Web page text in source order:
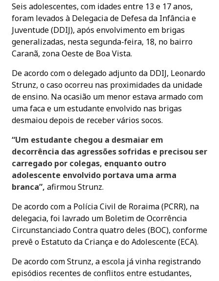
Seis adolescentes, com idades entre 13 e 17 anos,
foram levados à Delegacia de Defesa da Infância e
Juventude (DDIJ), após envolvimento em brigas
generalizadas, nesta segunda-feira, 18, no bairro
Caranã, zona Oeste de Boa Vista.
De acordo com o delegado adjunto da DDIJ, Leonardo
Strunz, o caso ocorreu nas proximidades da unidade
de ensino. Na ocasião um menor estava armado com
uma faca e um estudante envolvido nas brigas
desmaiou depois de receber vários socos.
“Um estudante chegou a desmaiar em
decorrência das agressões sofridas e precisou ser
carregado por colegas, enquanto outro
adolescente envolvido portava uma arma
branca”, afirmou Strunz.
De acordo com a Polícia Civil de Roraima (PCRR), na
delegacia, foi lavrado um Boletim de Ocorrência
Circunstanciado Contra quatro deles (BOC), conforme
prevê o Estatuto da Criança e do Adolescente (ECA).
De acordo com Strunz, a escola já vinha registrando
episódios recentes de conflitos entre estudantes,